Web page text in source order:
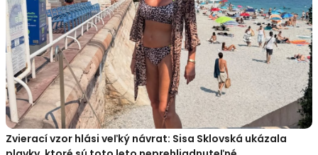
Zvierací vzor hlási veľký návrat: Sisa Sklovská ukázala